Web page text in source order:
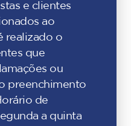
e clientes
ao
realizado o
que
ou
preenchimento
de
a quinta